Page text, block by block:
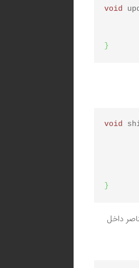
void
}
void
}
داخل